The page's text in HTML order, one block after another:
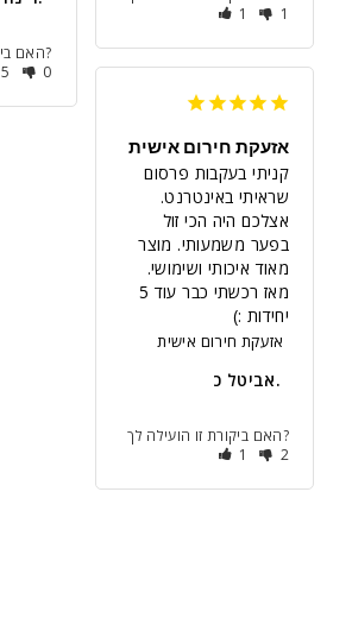
האם ביקורת זו הועילה לך?
5
0
1
1
אזעקת חירום אישית
קניתי בעקבות פרסום
שראיתי באינטרנט.
בפער משמעותי. מוצר
יחידות :)
אזעקת חירום אישית
אביטל כ.
האם ביקורת זו הועילה לך?
1
2